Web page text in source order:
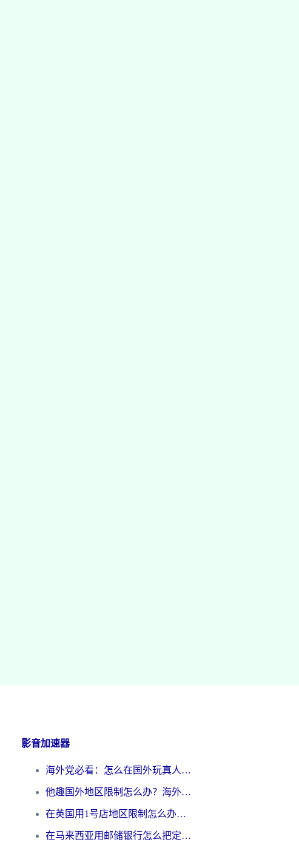
影音加速器
海外党必看：怎么在国外玩真人天天斗地主？附证券开户、音乐定位修改全攻略
他趣国外地区限制怎么办？海外党追剧听歌看直播的一站式解决方案
在英国用1号店地区限制怎么办？海外党必看的回国加速全攻略
在马来西亚用邮储银行怎么把定位修改到中国国内？3个海外生活痛点一次解决